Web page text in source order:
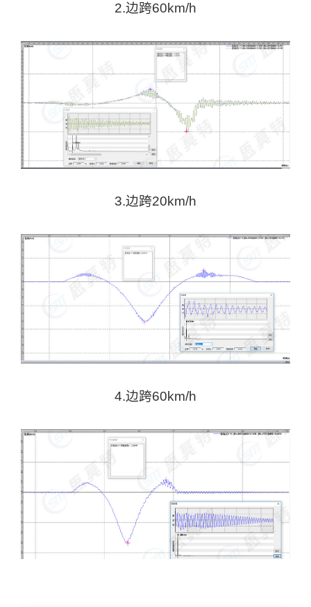
2.边跨60km/h
3.边跨20km/h
4.边跨60km/h